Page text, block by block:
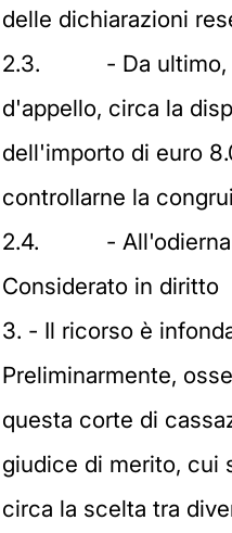
delle dichiarazioni
2.3.
- Da
d'appello, circa la
dell'importo di euro
controllarne la
2.4.
-
Considerato in diritto
3. - Il ricorso è
Preliminarmente,
questa corte di
giudice di merito, cui
circa la scelta tra